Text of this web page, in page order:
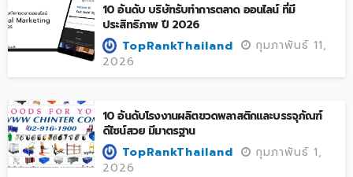
10 อันดับ บริษัทรับทำการตลาด ออนไลน์ ที่มี
ประสิทธิภาพ ปี 2026
TopRankThailand
กุมภาพันธ์ 11,
2026
10 อันดับโรงงานผลิตขวดพลาสติกและบรรจุภัณฑ์
ดีไซน์สวย มีมาตรฐาน
TopRankThailand
กุมภาพันธ์ 1,
2026